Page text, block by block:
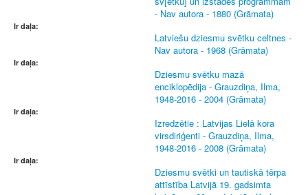
- Nav autora - 1880 (Grāmata)
Ir daļa:
Latviešu dziesmu svētku celtnes -
Nav autora - 1968 (Grāmata)
Ir daļa:
Dziesmu svētku mazā
enciklopēdija - Grauzdiņa, Ilma,
1948-2016 - 2004 (Grāmata)
Ir daļa:
Izredzētie : Latvijas Lielā kora
virsdiriģenti - Grauzdiņa, Ilma,
1948-2016 - 2008 (Grāmata)
Ir daļa:
Dziesmu svētki un tautiskā tērpa
attīstība Latvijā 19. gadsimta